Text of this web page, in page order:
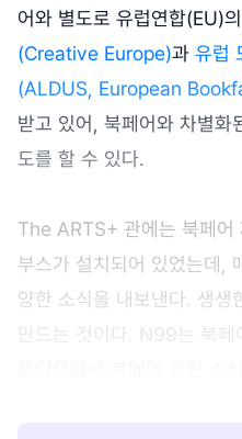
어와 별도로 유럽연합(EU)의
(Creative Europe)과 유럽
(ALDUS, European
받고 있어, 북페어와 차별화
도를 할 수 있다.
The ARTS+ 관에는 북페어
부스가 설치되어 있었는데,
양한 소식을 내보낸다. 생생
만드는 것이다. N99는 북